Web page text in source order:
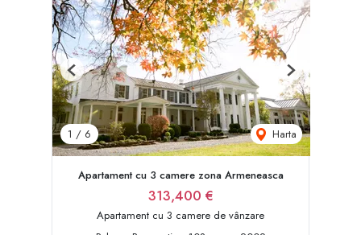
1 / 6 Harta
Previous Next
Apartament cu 3 camere zona Armeneasca
313,400 €
Apartament cu 3 camere de vânzare